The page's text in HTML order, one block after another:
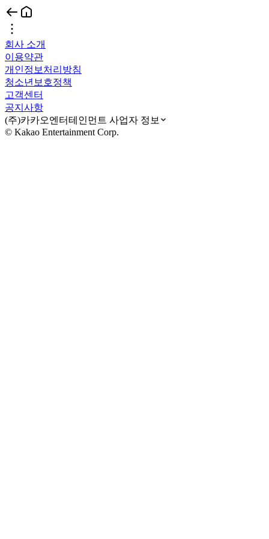
회사 소개
이용약관
개인정보처리방침
청소년보호정책
고객센터
공지사항
(주)카카오엔터테인먼트 사업자 정보
© Kakao Entertainment Corp.